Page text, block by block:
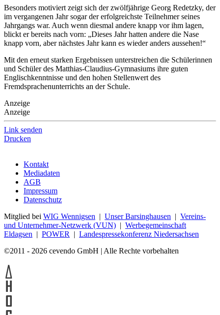
Besonders motiviert zeigt sich der zwölfjährige Georg Redetzky, der
im vergangenen Jahr sogar der erfolgreichste Teilnehmer seines
Jahrgangs war. Auch wenn diesmal andere knapp vor ihm lagen,
blickt er bereits nach vorn: „Dieses Jahr hatten andere die Nase
knapp vorn, aber nächstes Jahr kann es wieder anders aussehen!“
Mit den erneut starken Ergebnissen unterstreichen die Schülerinnen
und Schüler des Matthias-Claudius-Gymnasiums ihre guten
Englischkenntnisse und den hohen Stellenwert des
Fremdsprachenunterrichts an der Schule.
Anzeige
Anzeige
Link senden
Drucken
Kontakt
Mediadaten
AGB
Impressum
Datenschutz
Mitglied bei WIG Wennigsen | Unser Barsinghausen | Vereins-
und Unternehmer-Netzwerk (VUN) | Werbegemeinschaft
Eldagsen | POWER | Landespressekonferenz Niedersachsen
©2011 - 2026 cevendo GmbH | Alle Rechte vorbehalten